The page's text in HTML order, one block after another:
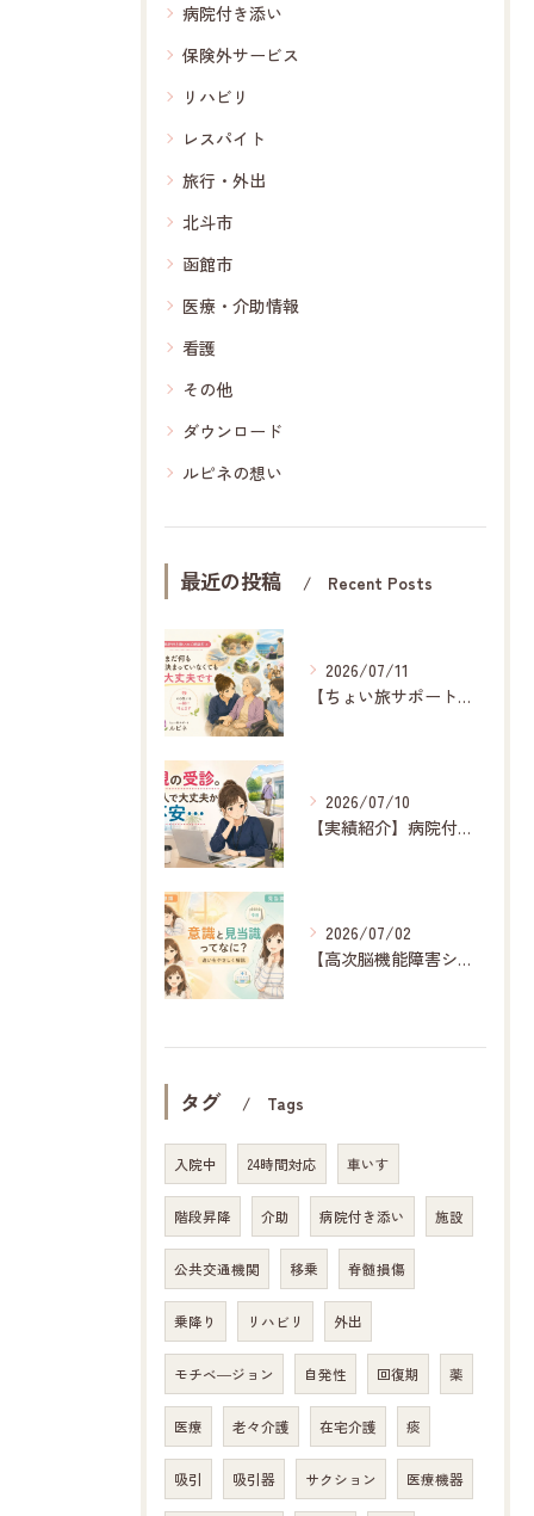
病院付き添い
保険外サービス
リハビリ
レスパイト
旅行・外出
北斗市
函館市
医療・介助情報
看護
その他
ダウンロード
ルピネの想い
最近の投稿 Recent Posts
2026/07/11
【ちょい旅サポート】旅行付き添い相談ガイド
2026/07/10
【実績紹介】病院付き添いと受診レポート
2026/07/02
【高次脳機能障害シリーズ】意識と見当識とは？
タグ Tags
入院中 24時間対応 車いす
階段昇降 介助 病院付き添い 施設
公共交通機関 移乗 脊髄損傷
乗降り リハビリ 外出
モチベ―ジョン 自発性 回復期 薬
医療 老々介護 在宅介護 痰
吸引 吸引器 サクション 医療機器